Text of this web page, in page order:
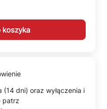
koszyka
(14 dni) oraz wyłączenia i
patrz